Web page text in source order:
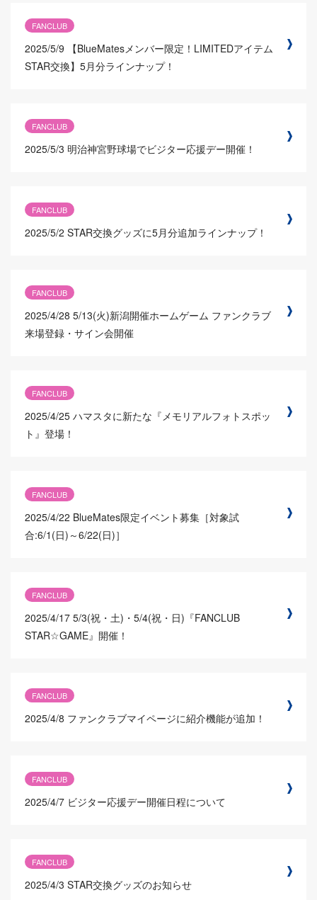
FANCLUB
2025/5/9
【BlueMatesメンバー限定！LIMITEDアイテム
STAR交換】5月分ラインナップ！
FANCLUB
2025/5/3 明治神宮野球場でビジター応援デー開催！
FANCLUB
2025/5/2 STAR交換グッズに5月分追加ラインナップ！
FANCLUB
2025/4/28 5/13(火)新潟開催ホームゲーム ファンクラブ
来場登録・サイン会開催
FANCLUB
2025/4/25 ハマスタに新たな『メモリアルフォトスポッ
ト』登場！
FANCLUB
2025/4/22 BlueMates限定イベント募集［対象試
合:6/1(日)～6/22(日)］
FANCLUB
2025/4/17 5/3(祝・土)・5/4(祝・日)『FANCLUB
STAR☆GAME』開催！
FANCLUB
2025/4/8 ファンクラブマイページに紹介機能が追加！
FANCLUB
2025/4/7 ビジター応援デー開催日程について
FANCLUB
2025/4/3 STAR交換グッズのお知らせ